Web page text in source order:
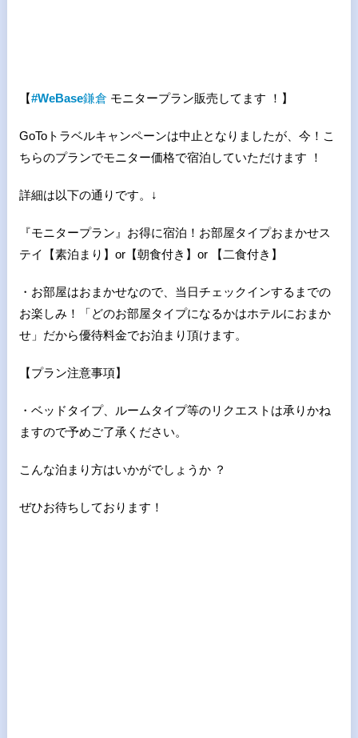
【#WeBase鎌倉 モニタープラン販売してます ！】
GoToトラベルキャンペーンは中止となりましたが、今！こ
ちらのプランでモニター価格で宿泊していただけます ！
詳細は以下の通りです。↓
『モニタープラン』お得に宿泊！お部屋タイプおまかせス
テイ【素泊まり】or【朝食付き】or 【二食付き】
・お部屋はおまかせなので、当日チェックインするまでの
お楽しみ！「どのお部屋タイプになるかはホテルにおまか
せ」だから優待料金でお泊まり頂けます。
【プラン注意事項】
・ベッドタイプ、ルームタイプ等のリクエストは承りかね
ますので予めご了承ください。
こんな泊まり方はいかがでしょうか ？
ぜひお待ちしております！